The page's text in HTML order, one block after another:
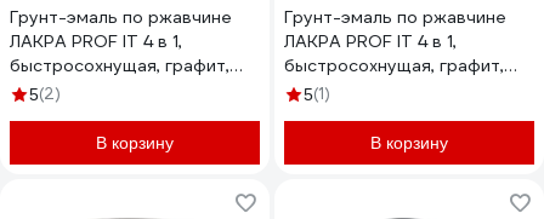
Грунт-эмаль по ржавчине
ЛАКРА PROF IT 4 в 1,
быстросохнущая, графит,
RAL 7024, 1.7 кг
5(2)
В корзину
Грунт-эмаль по ржавчине
ЛАКРА PROF IT 4 в 1,
быстросохнущая, графит,
RAL 7024, 15 кг
5(1)
В корзину